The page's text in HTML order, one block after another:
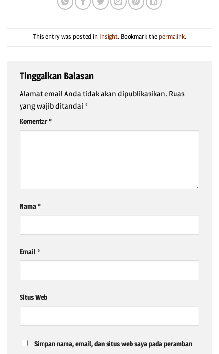
This entry was posted in Insight. Bookmark the permalink.
Tinggalkan Balasan
Alamat email Anda tidak akan dipublikasikan. Ruas
yang wajib ditandai *
Komentar*
Nama*
Email *
Situs Web
Simpan nama, email, dan situs web saya pada peramban